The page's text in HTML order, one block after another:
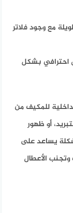
مع وجود فلاتر
احترافي بشكل
للمكيف من
أو ظهور
يساعد على
الأعطال